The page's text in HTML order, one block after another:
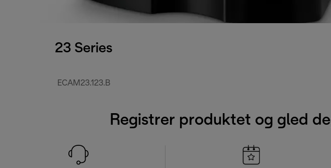
23 Series
ECAM23.123.B
Registrer produktet og gled